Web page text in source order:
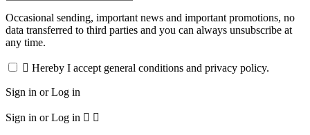
Occasional sending, important news and important promotions, no
data transferred to third parties and you can always unsubscribe at
any time.
 Hereby I accept general conditions and privacy policy.
Sign in or Log in
Sign in or Log in  